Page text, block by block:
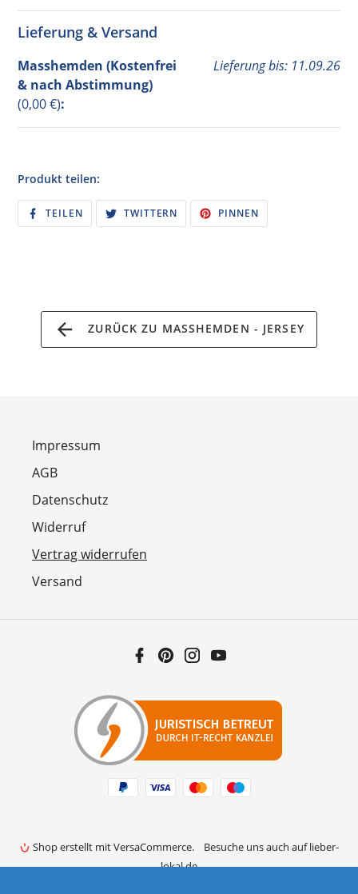
Lieferung & Versand
Masshemden (Kostenfrei
& nach Abstimmung)
(0,00 €):
Lieferung bis: 11.09.26
Produkt teilen:
TEILENAUF
FACEBOOK
TEILEN
TWITTERN
TWITTER
TWITTERN
PINNEN
PINNEN
ZURÜCK ZU MASSHEMDEN - JERSEY
Impressum
AGB
Datenschutz
Widerruf
Vertrag widerrufen
Versand
FacebookPinterestInstagram
Zahlungsarten
Shop erstellt mit VersaCommerce.
Besuche uns auch auf lieber-
lokal.de